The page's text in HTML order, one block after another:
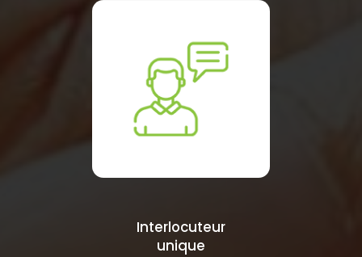
Interlocuteur
unique